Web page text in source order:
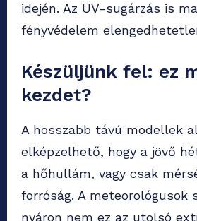
idején. Az UV-sugárzás is
fényvédelem
Készüljünk fel: ez
kezdet?
A hosszabb távú modellek
elképzelhető, hogy a jövő
a hőhullám, vagy csak
forróság. A meteorológusok
nyáron nem ez az utolsó